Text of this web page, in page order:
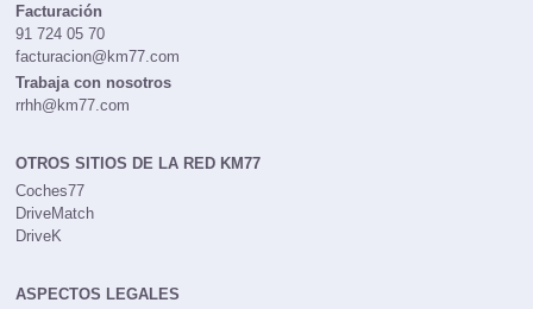
Facturación
91 724 05 70
facturacion@km77.com
Trabaja con nosotros
rrhh@km77.com
OTROS SITIOS DE LA RED KM77
Coches77
DriveMatch
DriveK
ASPECTOS LEGALES